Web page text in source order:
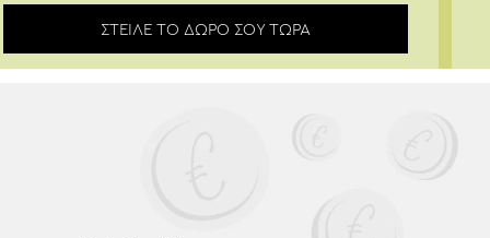
ΣΤΕΊΛΕ ΤΟ ΔΏΡΟ ΣΟΥ ΤΏΡΑ
Κέρδισε -10%